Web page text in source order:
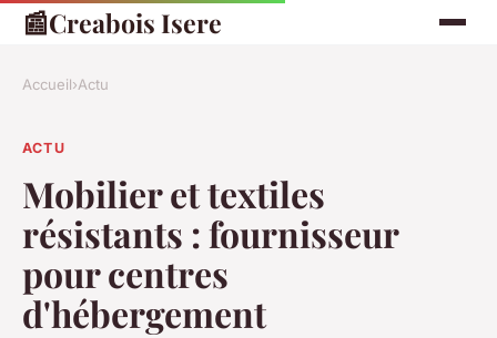
📰Creabois Isere
Accueil›Actu
ACTU
Mobilier et textiles
résistants : fournisseur
pour centres
d'hébergement